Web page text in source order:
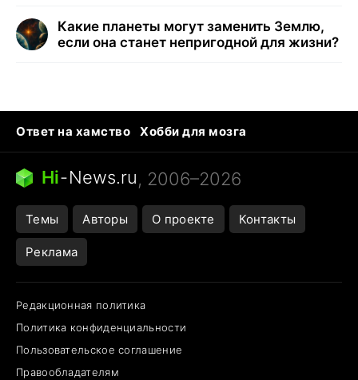
Какие планеты могут заменить Землю,
если она станет непригодной для жизни?
Ответ на хамство
Хобби для мозга
Бензин 100 и 95
Тунцы в океанариуме
Следующая пандемия
Hi-News.ru, 2006–2026
Темы Авторы О проекте Контакты
Реклама
Редакционная политика
Политика конфиденциальности
Пользовательское соглашение
Правообладателям